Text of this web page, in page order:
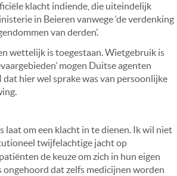
klacht indiende, die uiteindelijk
in Beieren vanwege ‘de verdenking
van derden’.
wettelijk is toegestaan. Wietgebruik is
mogen Duitse agenten
hier wel sprake was van persoonlijke
laat om een klacht in te dienen. Ik wil niet
twijfelachtige jacht op
de keuze om zich in hun eigen
dat zelfs medicijnen worden